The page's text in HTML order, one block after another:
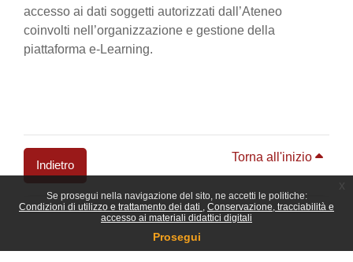
Se prosegui nella navigazione del sito, ne accetti le politiche:
Condizioni di utilizzo e trattamento dei dati
Conservazione, tracciabilità e
accesso ai materiali didattici digitali
Prosegui
accesso ai dati soggetti autorizzati dall’Ateneo
coinvolti nell’organizzazione e gestione della
piattaforma e-Learning.
Indietro
Torna all'inizio
Blocchi